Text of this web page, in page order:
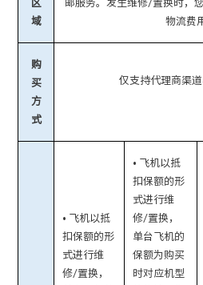
区
域
邮服务。发生维修/置换时，
物流费
购
买
方
式
仅支持代理商渠
• 飞机以抵
扣保额的形
式进行维
修/置换，
• 飞机以抵
扣保额的形
式进行维
修/置换，
单台飞机的
保额为购买
时对应机型